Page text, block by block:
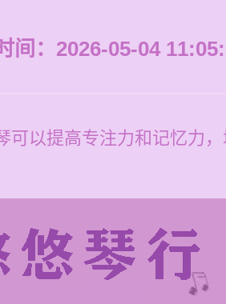
间：2026-05-04
可以提高专注力和记忆力